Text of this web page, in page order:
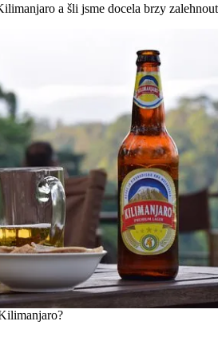
a šli jsme docela brzy